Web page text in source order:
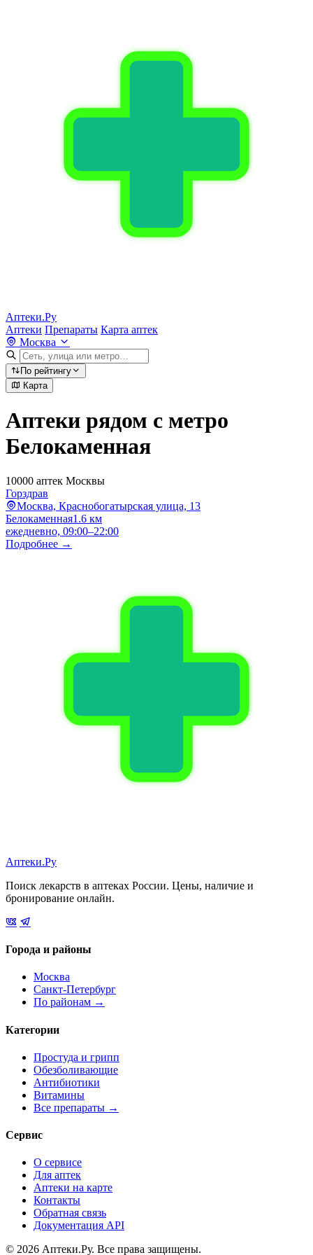
Аптеки.Ру
Аптеки Препараты Карта аптек
Москва
По рейтингу
Карта
Аптеки рядом с метро
Белокаменная
10000 аптек Москвы
Горздрав
Москва, Краснобогатырская улица, 13
Белокаменная1.6 км
ежедневно, 09:00–22:00
Подробнее →
Аптеки.Ру
Поиск лекарств в аптеках России. Цены, наличие и
бронирование онлайн.
Города и районы
Москва
Санкт-Петербург
По районам →
Категории
Простуда и грипп
Обезболивающие
Антибиотики
Витамины
Все препараты →
Сервис
О сервисе
Для аптек
Аптеки на карте
Контакты
Обратная связь
Документация API
© 2026 Аптеки.Ру. Все права защищены.